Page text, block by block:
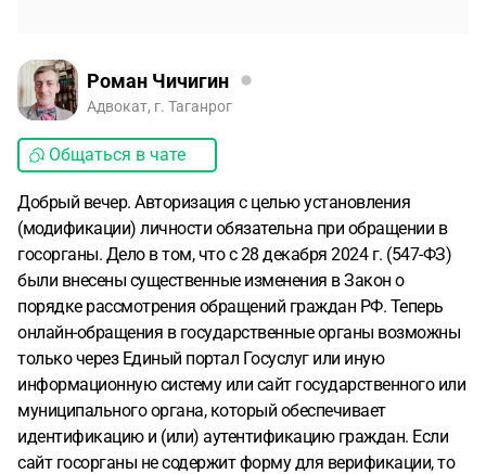
Роман Чичигин
Адвокат, г. Таганрог
Общаться в чате
Добрый вечер. Авторизация с целью установления
(модификации) личности обязательна при обращении в
госорганы. Дело в том, что с 28 декабря 2024 г. (547-ФЗ)
были внесены существенные изменения в Закон о
порядке рассмотрения обращений граждан РФ. Теперь
онлайн-обращения в государственные органы возможны
только через Единый портал Госуслуг или иную
информационную систему или сайт государственного или
муниципального органа, который обеспечивает
идентификацию и (или) аутентификацию граждан. Если
сайт госорганы не содержит форму для верификации, то